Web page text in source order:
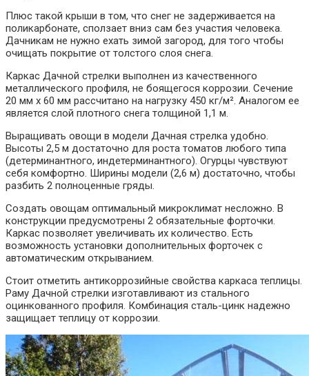
Плюс такой крыши в том, что снег не задерживается на
поликарбонате, сползает вниз сам без участия человека.
Дачникам не нужно ехать зимой загород, для того чтобы
очищать покрытие от толстого слоя снега.
Каркас Дачной стрелки выполнен из качественного
металлического профиля, не боящегося коррозии. Сечение
20 мм x 60 мм рассчитано на нагрузку 450 кг/м². Аналогом ее
является слой плотного снега толщиной 1,1 м.
Выращивать овощи в модели Дачная стрелка удобно.
Высоты 2,5 м достаточно для роста томатов любого типа
(детерминантного, индетерминантного). Огурцы чувствуют
себя комфортно. Ширины модели (2,6 м) достаточно, чтобы
разбить 2 полноценные гряды.
Создать овощам оптимальный микроклимат несложно. В
конструкции предусмотрены 2 обязательные форточки.
Каркас позволяет увеличивать их количество. Есть
возможность установки дополнительных форточек с
автоматическим открыванием.
Стоит отметить антикоррозийные свойства каркаса теплицы.
Раму Дачной стрелки изготавливают из стального
оцинкованного профиля. Комбинация сталь-цинк надежно
защищает теплицу от коррозии.